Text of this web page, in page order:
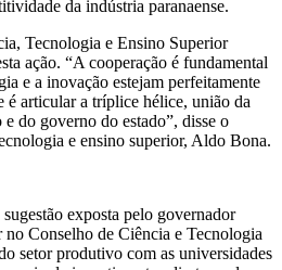
da indústria paranaense.
Tecnologia e Ensino Superior
ação. “A cooperação é fundamental
e a inovação estejam perfeitamente
é articular a tríplice hélice, união da
do governo do estado”, disse o
e ensino superior, Aldo Bona.
exposta pelo governador
Conselho de Ciência e Tecnologia
setor produtivo com as universidades